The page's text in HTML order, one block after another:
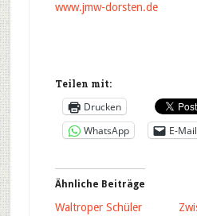
www.jmw-dorsten.de
Teilen mit:
Drucken
WhatsApp
E-Mail
Ähnliche Beiträge
Waltroper Schüler